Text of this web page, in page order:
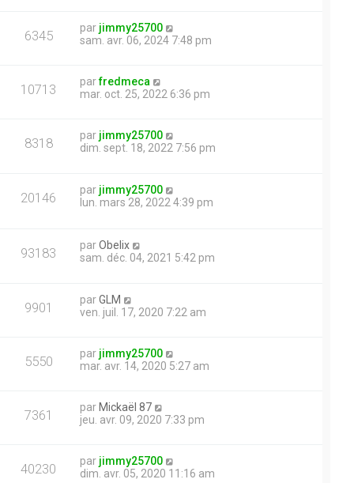
6345 par jimmy25700
sam. avr. 06, 2024 7:48 pm
10713 parfredmeca
mar. oct. 25, 2022 6:36 pm
8318 par jimmy25700
dim. sept. 18, 2022 7:56 pm
20146 par jimmy25700
lun. mars 28, 2022 4:39 pm
93183 parObelix
sam. déc. 04, 2021 5:42 pm
9901 parGLM
ven. juil. 17, 2020 7:22 am
5550 par jimmy25700
mar. avr. 14, 2020 5:27 am
7361 par Mickaël 87
jeu. avr. 09, 2020 7:33 pm
40230 par jimmy25700
dim. avr. 05, 2020 11:16 am